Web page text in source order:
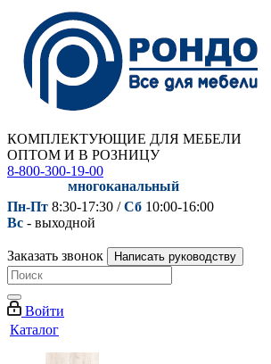
КОМПЛЕКТУЮЩИЕ ДЛЯ МЕБЕЛИ
ОПТОМ И В РОЗНИЦУ
8-800-300-19-00
многоканальный
Пн-Пт 8:30-17:30 /Сб 10:00-16:00
Вс - выходной
Заказать звонок Написать руководству
Войти
Каталог